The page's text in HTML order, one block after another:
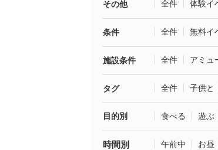
その他 全件 体験イ
条件 全件 無料イ
施設条件 全件 アミュ
タグ 全件 子供と
目的別 食べる 遊ぶ
時間別 午前中 お昼